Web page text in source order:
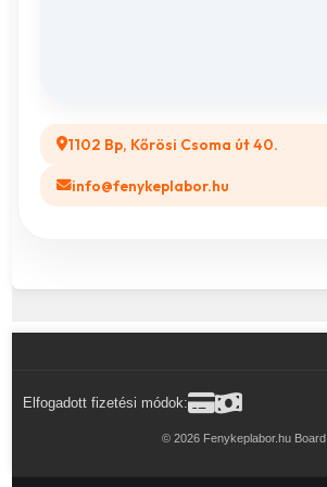
1102 Bp, Kőrösi Csoma út 40.
info@fenykeplabor.hu
Elfogadott fizetési módok:
© 2026 Fenykeplabor.hu Board